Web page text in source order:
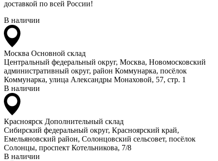
доставкой по всей России!
В наличии
Москва Основной склад
Центральный федеральный округ, Москва, Новомосковский
административный округ, район Коммунарка, посёлок
Коммунарка, улица Александры Монаховой, 57, стр. 1
В наличии
Красноярск Дополнительный склад
Сибирский федеральный округ, Красноярский край,
Емельяновский район, Солонцовский сельсовет, посёлок
Солонцы, проспект Котельникова, 7/8
В наличии